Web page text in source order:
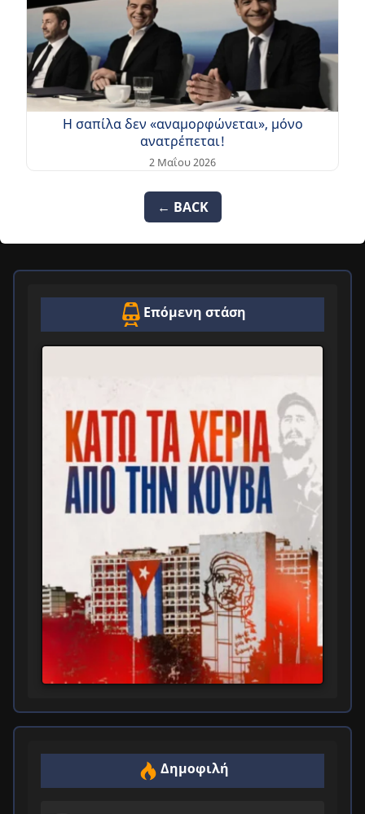
Η σαπίλα δεν «αναμορφώνεται», μόνο
ανατρέπεται!
2 Μαΐου 2026
← BACK
Επόμενη στάση
Δημοφιλή